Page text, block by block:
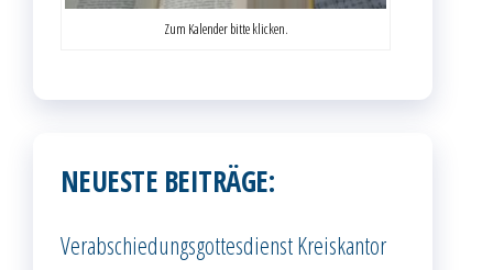
Zum Kalender bitte klicken.
NEUESTE BEITRÄGE:
Verabschiedungsgottesdienst Kreiskantor